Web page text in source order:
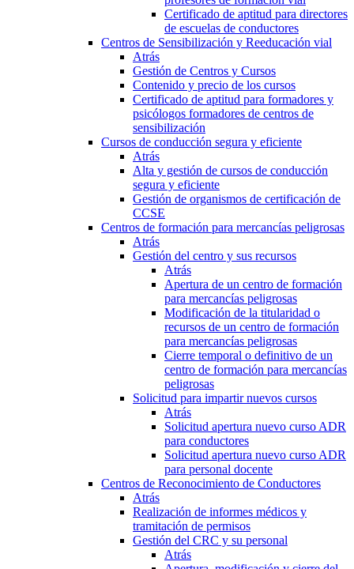
Certificado de aptitud para directores
de escuelas de conductores
Centros de Sensibilización y Reeducación vial
Atrás
Gestión de Centros y Cursos
Contenido y precio de los cursos
Certificado de aptitud para formadores y
psicólogos formadores de centros de
sensibilización
Cursos de conducción segura y eficiente
Atrás
Alta y gestión de cursos de conducción
segura y eficiente
Gestión de organismos de certificación de
CCSE
Centros de formación para mercancías peligrosas
Atrás
Gestión del centro y sus recursos
Atrás
Apertura de un centro de formación
para mercancías peligrosas
Modificación de la titularidad o
recursos de un centro de formación
para mercancías peligrosas
Cierre temporal o definitivo de un
centro de formación para mercancías
peligrosas
Solicitud para impartir nuevos cursos
Atrás
Solicitud apertura nuevo curso ADR
para conductores
Solicitud apertura nuevo curso ADR
para personal docente
Centros de Reconocimiento de Conductores
Atrás
Realización de informes médicos y
tramitación de permisos
Gestión del CRC y su personal
Atrás